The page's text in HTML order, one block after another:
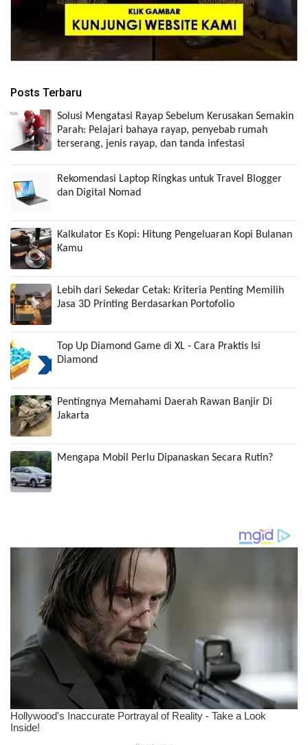
Posts Terbaru
Solusi Mengatasi Rayap Sebelum Kerusakan Semakin
Parah: Pelajari bahaya rayap, penyebab rumah
terserang, jenis rayap, dan tanda infestasi
Rekomendasi Laptop Ringkas untuk Travel Blogger
dan Digital Nomad
Kalkulator Es Kopi: Hitung Pengeluaran Kopi Bulanan
Kamu
Lebih dari Sekedar Cetak: Kriteria Penting Memilih
Jasa 3D Printing Berdasarkan Portofolio
Top Up Diamond Game di XL - Cara Praktis Isi
Diamond
Pentingnya Memahami Daerah Rawan Banjir Di
Jakarta
Mengapa Mobil Perlu Dipanaskan Secara Rutin?